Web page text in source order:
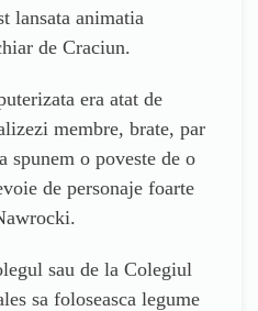
lansata animatia
de Craciun.
era atat de
membre, brate, par
spunem o poveste de o
de personaje foarte
sau de la Colegiul
sa foloseasca legume